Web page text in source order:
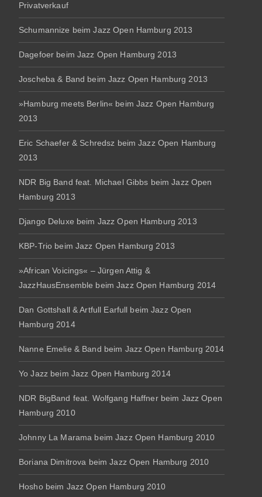
Privatverkauf
Schumannize beim Jazz Open Hamburg 2013
Dagefoer beim Jazz Open Hamburg 2013
Joscheba & Band beim Jazz Open Hamburg 2013
»Hamburg meets Berlin« beim Jazz Open Hamburg
2013
Eric Schaefer & Schredsz beim Jazz Open Hamburg
2013
NDR Big Band feat. Michael Gibbs beim Jazz Open
Hamburg 2013
Django Deluxe beim Jazz Open Hamburg 2013
KBP-Trio beim Jazz Open Hamburg 2013
»African Voicings« – Jürgen Attig &
JazzHausEnsemble beim Jazz Open Hamburg 2014
Dan Gottshall & Artfull Earfull beim Jazz Open
Hamburg 2014
Nanne Emelie & Band beim Jazz Open Hamburg 2014
Yo Jazz beim Jazz Open Hamburg 2014
NDR BigBand feat. Wolfgang Haffner beim Jazz Open
Hamburg 2010
Johnny La Marama beim Jazz Open Hamburg 2010
Boriana Dimitrova beim Jazz Open Hamburg 2010
Hosho beim Jazz Open Hamburg 2010